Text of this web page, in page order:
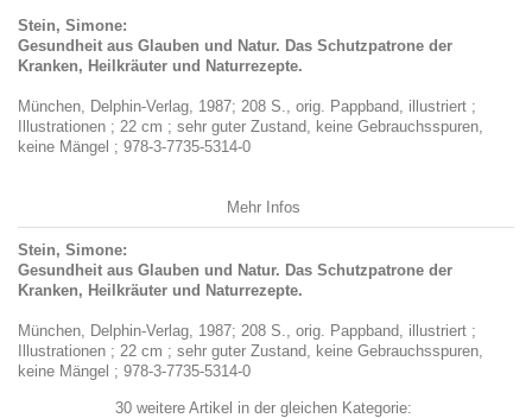
Stein, Simone:
Gesundheit aus Glauben und Natur. Das Schutzpatrone der
Kranken, Heilkräuter und Naturrezepte.
München, Delphin-Verlag, 1987; 208 S., orig. Pappband, illustriert ;
Illustrationen ; 22 cm ; sehr guter Zustand, keine Gebrauchsspuren,
keine Mängel ; 978-3-7735-5314-0
Mehr Infos
Stein, Simone:
Gesundheit aus Glauben und Natur. Das Schutzpatrone der
Kranken, Heilkräuter und Naturrezepte.
München, Delphin-Verlag, 1987; 208 S., orig. Pappband, illustriert ;
Illustrationen ; 22 cm ; sehr guter Zustand, keine Gebrauchsspuren,
keine Mängel ; 978-3-7735-5314-0
30 weitere Artikel in der gleichen Kategorie: